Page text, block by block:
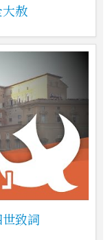
赦
致詞